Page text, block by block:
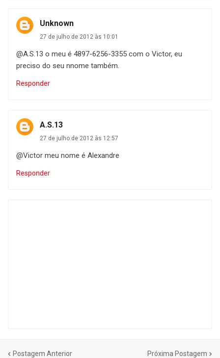
Unknown
27 de julho de 2012 às 10:01
@A.S.13 o meu é 4897-6256-3355 com o Victor, eu
preciso do seu nnome também.
Responder
A.S.13
27 de julho de 2012 às 12:57
@Victor meu nome é Alexandre
Responder
Postagem Anterior Próxima Postagem